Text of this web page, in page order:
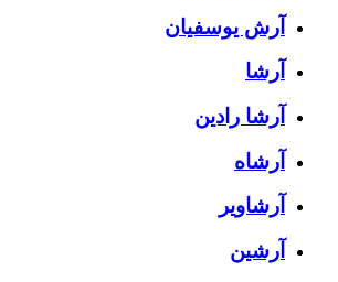
آرش یوسفیان
آرشا
آرشا رادین
آرشاه
آرشاویر
آرشین